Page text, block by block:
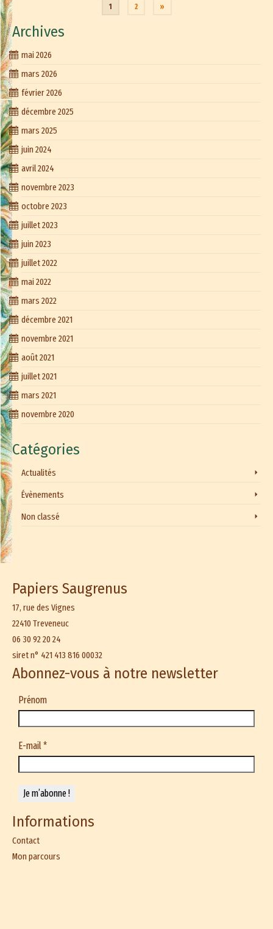
1 2 »
Archives
mai 2026
mars 2026
février 2026
décembre 2025
mars 2025
juin 2024
avril 2024
novembre 2023
octobre 2023
juillet 2023
juin 2023
juillet 2022
mai 2022
mars 2022
décembre 2021
novembre 2021
août 2021
juillet 2021
mars 2021
novembre 2020
Catégories
Actualités
Évènements
Non classé
Papiers Saugrenus
17, rue des Vignes
22410 Treveneuc
06 30 92 20 24
siret n° 421 413 816 00032
Abonnez-vous à notre newsletter
Prénom
E-mail*
Informations
Contact
Mon parcours